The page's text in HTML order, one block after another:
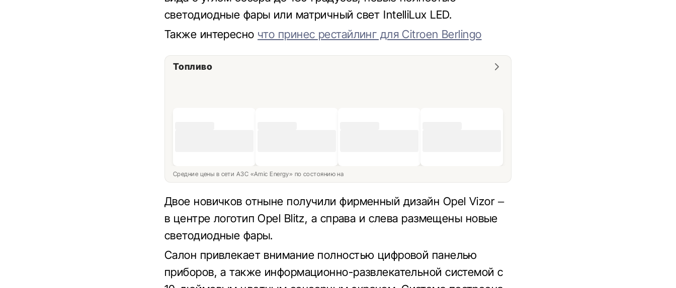
светодиодные фары или матричный свет IntelliLux LED.
Также интересно что принес рестайлинг для Citroen Berlingo
Топливо
Средние цены в сети АЗС «Amic Energy» по состоянию на
Двое новичков отныне получили фирменный дизайн Opel Vizor –
в центре логотип Opel Blitz, а справа и слева размещены новые
светодиодные фары.
Салон привлекает внимание полностью цифровой панелью
приборов, а также информационно-развлекательной системой с